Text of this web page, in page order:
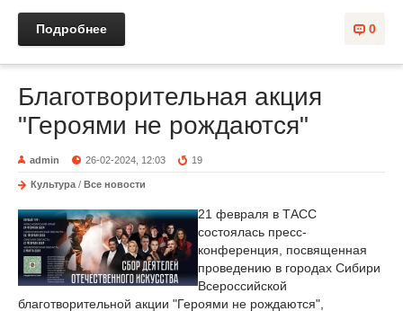
0
Подробнее
Благотворительная акция
"Героями не рождаются"
admin 26-02-2024, 12:03 19
Культура / Все новости
21 февраля в ТАСС
состоялась пресс-
конференция, посвященная
проведению в городах Сибири
Всероссийской
благотворительной акции "Героями не рождаются",